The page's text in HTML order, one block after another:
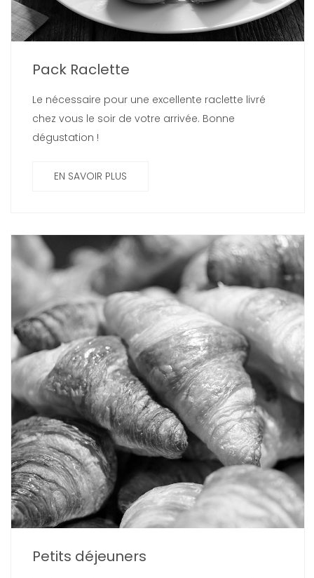
Pack Raclette
Le nécessaire pour une excellente raclette livré
chez vous le soir de votre arrivée. Bonne
dégustation !
EN SAVOIR PLUS
Petits déjeuners